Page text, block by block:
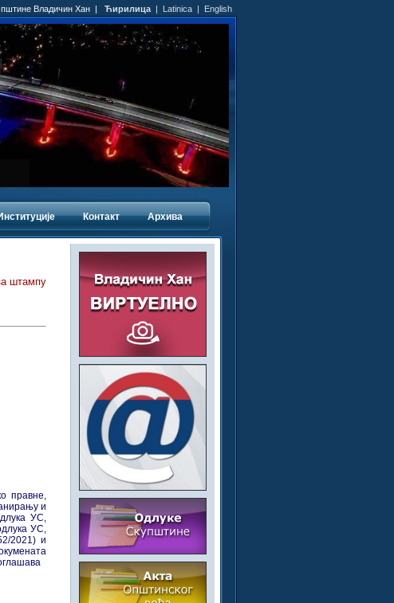
Владичин Хан | Ћирилица | Latinica | English
Контакт Архива
штампу
правне,
и
УС,
УС,
2021) и